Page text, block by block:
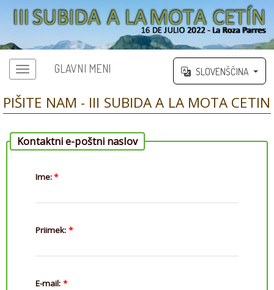
GLAVNI MENI SLOVENŠČINA
PIŠITE NAM - III SUBIDA A LA MOTA CETIN
Kontaktni e-poštni naslov
Ime:*
Priimek: *
E-mail: *